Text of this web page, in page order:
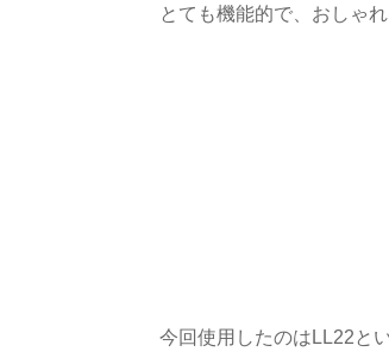
とても機能的で、おしゃ
今回使用したのはLL22と